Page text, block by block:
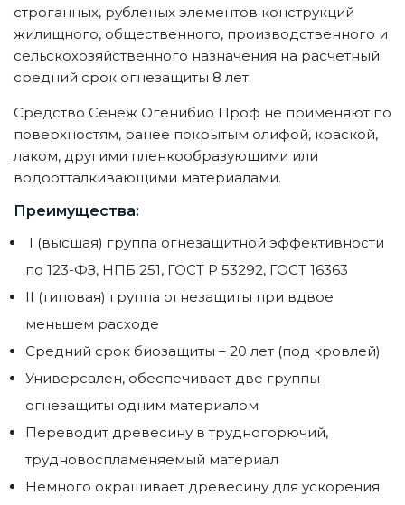
строганных, рубленых элементов конструкций
жилищного, общественного, производственного и
сельскохозяйственного назначения на расчетный
средний срок огнезащиты 8 лет.
Средство Сенеж Огенибио Проф не применяют по
поверхностям, ранее покрытым олифой, краской,
лаком, другими пленкообразующими или
водоотталкивающими материалами.
Преимущества:
I (высшая) группа огнезащитной эффективности
по 123-ФЗ, НПБ 251, ГОСТ Р 53292, ГОСТ 16363
II (типовая) группа огнезащиты при вдвое
меньшем расходе
Средний срок биозащиты – 20 лет (под кровлей)
Универсален, обеспечивает две группы
огнезащиты одним материалом
Переводит древесину в трудногорючий,
трудновоспламеняемый материал
Немного окрашивает древесину для ускорения